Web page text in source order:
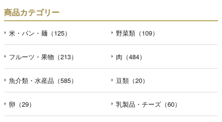
商品カテゴリー
米・パン・麺（125） 野菜類（109）
フルーツ・果物（213） 肉（484）
魚介類・水産品（585） 豆類（20）
卵（29） 乳製品・チーズ（60）